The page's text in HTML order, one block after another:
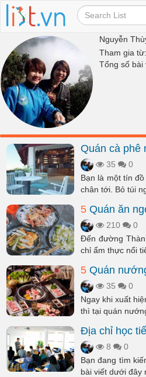
Nguyễn
Tham gia
Tổng số bài
Quán cà phê
35
0
Bạn là một tín
chân tới. Bỏ túi
5 Quán ăn
210
0
Đến đường
chỉ ẩm thực nổi
5 Quán
35
0
Ngay khi xuất
thì tại quán
Địa chỉ học
8
0
Bạn đang tìm
bài viết dưới đây